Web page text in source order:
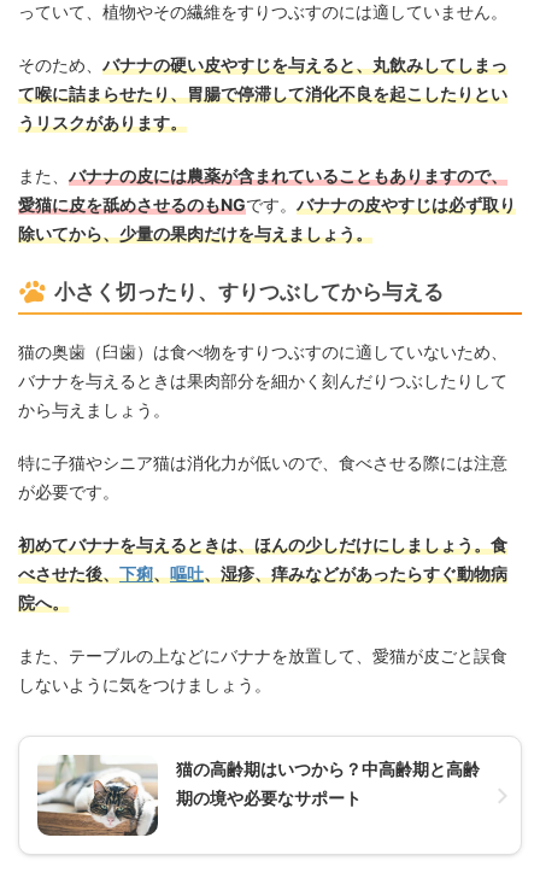
っていて、植物やその繊維をすりつぶすのには適していません。
そのため、 バナナの硬い皮やすじを与えると、丸飲みしてしまっ
て喉に詰まらせたり、胃腸で停滞して消化不良を起こしたりとい
うリスクがあります。
また、 バナナの皮には農薬が含まれていることもありますので、
愛猫に皮を舐めさせるのもNGです。 バナナの皮やすじは必ず取り
除いてから、少量の果肉だけを与えましょう。
小さく切ったり、すりつぶしてから与える
猫の奥歯（臼歯）は食べ物をすりつぶすのに適していないため、
バナナを与えるときは果肉部分を細かく刻んだりつぶしたりして
から与えましょう。
特に子猫やシニア猫は消化力が低いので、食べさせる際には注意
が必要です。
初めてバナナを与えるときは、ほんの少しだけにしましょう。食
べさせた後、下痢、嘔吐、湿疹、痒みなどがあったらすぐ動物病
院へ。
また、テーブルの上などにバナナを放置して、愛猫が皮ごと誤食
しないように気をつけましょう。
猫の高齢期はいつから？中高齢期と高齢
期の境や必要なサポート